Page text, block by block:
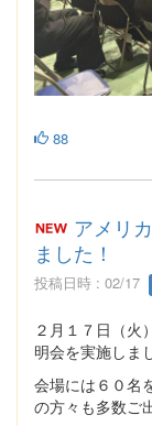
88
アメリ
ました！
投稿日時 : 02/17
２月１７日（火
明会を実施しま
会場には６０名
の方々も多数ご